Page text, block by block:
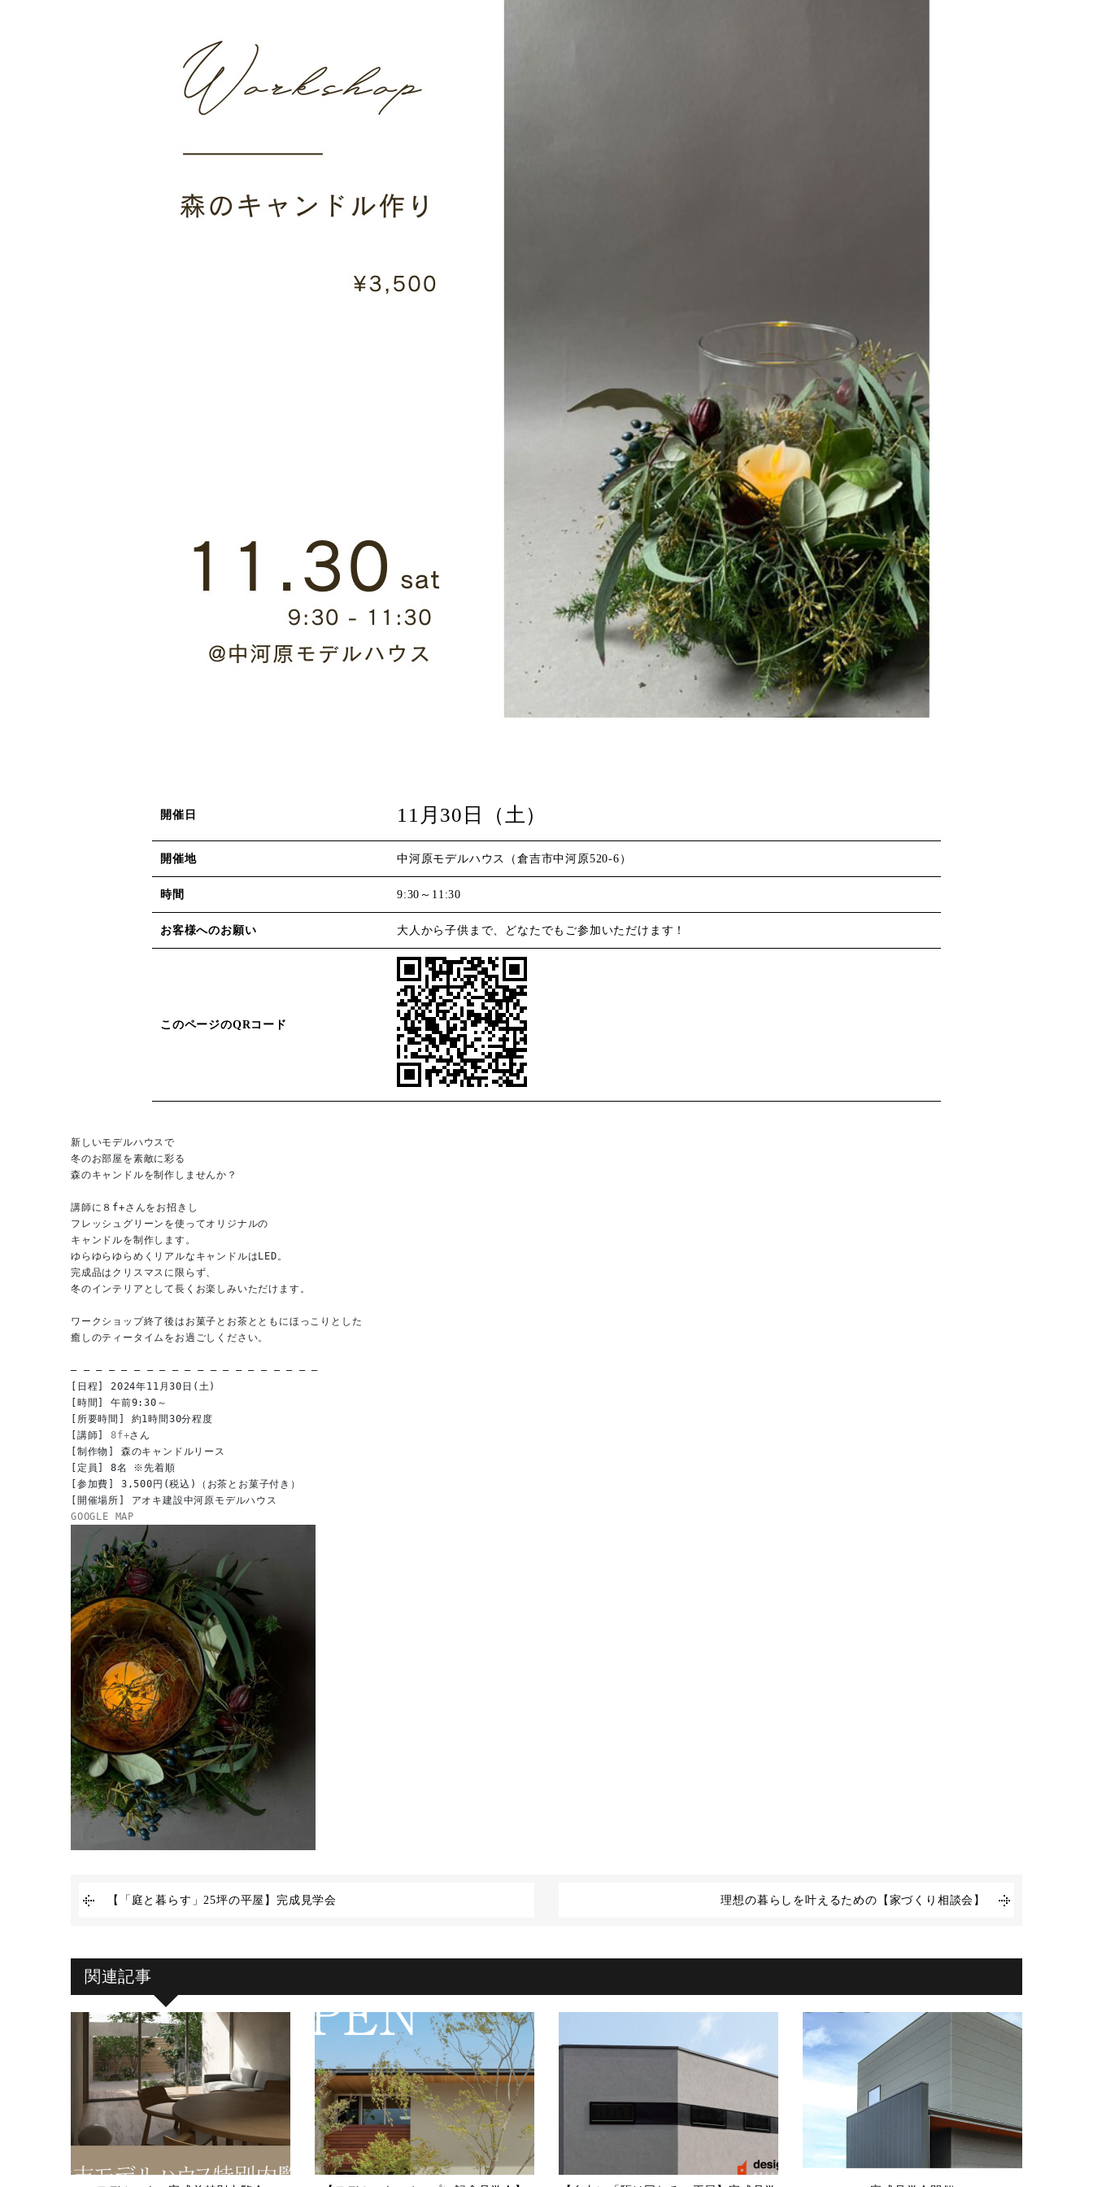
開催日 11月30日（土）
開催地 中河原モデルハウス（倉吉市中河原520-6）
時間 9:30～11:30
お客様へのお願い 大人から子供まで、どなたでもご参加いただけます！
このページのQRコード
新しいモデルハウスで
冬のお部屋を素敵に彩る
森のキャンドルを制作しませんか？
講師に８f+さんをお招きし
フレッシュグリーンを使ってオリジナルの
キャンドルを制作します。
ゆらゆらゆらめくリアルなキャンドルはLED。
完成品はクリスマスに限らず、
冬のインテリアとして長くお楽しみいただけます。
ワークショップ終了後はお菓子とお茶とともにほっこりとした
癒しのティータイムをお過ごしください。
– – – – – – – – – – – – – – – – – – – –
[日程] 2024年11月30日(土)
[時間] 午前9:30～
[所要時間] 約1時間30分程度
[講師] 8f+さん
[制作物] 森のキャンドルリース
[定員] 8名 ※先着順
[参加費] 3,500円(税込)（お茶とお菓子付き）
GOOGLE MAP
【「庭と暮らす」25坪の平屋】完成見学会 理想の暮らしを叶えるための【家づくり相談会】
関連記事